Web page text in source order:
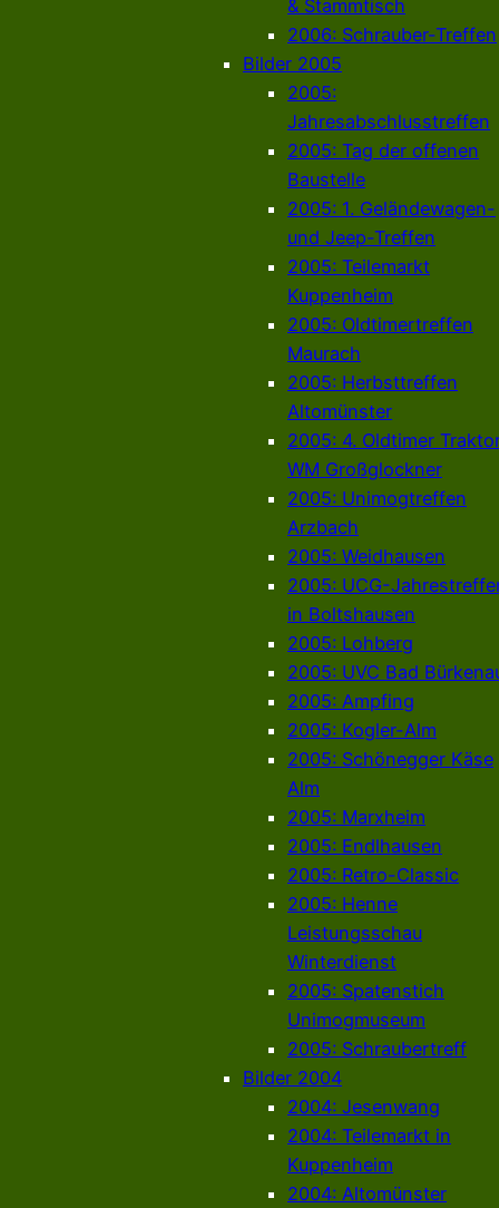
& Stammtisch
2006: Schrauber-Treffen
Bilder 2005
2005:
Jahresabschlusstreffen
2005: Tag der offenen
Baustelle
2005: 1. Geländewagen-
und Jeep-Treffen
2005: Teilemarkt
Kuppenheim
2005: Oldtimertreffen
Maurach
2005: Herbsttreffen
Altomünster
2005: 4. Oldtimer
WM Großglockner
2005: Unimogtreffen
Arzbach
2005: Weidhausen
2005: UCG-
in Boltshausen
2005: Lohberg
2005: UVC Bad
2005: Ampfing
2005: Kogler-Alm
2005: Schönegger Käse
Alm
2005: Marxheim
2005: Endlhausen
2005: Retro-Classic
2005: Henne
Leistungsschau
Winterdienst
2005: Spatenstich
Unimogmuseum
2005: Schraubertreff
Bilder 2004
2004: Jesenwang
2004: Teilemarkt in
Kuppenheim
2004: Altomünster